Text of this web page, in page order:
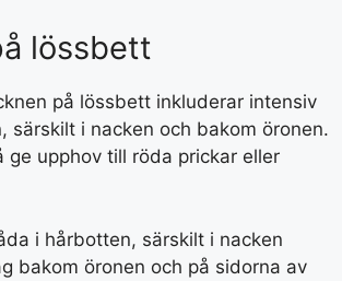
lössbett
på lössbett inkluderar intensiv
särskilt i nacken och bakom öronen.
ge upphov till röda prickar eller
i hårbotten, särskilt i nacken
bakom öronen och på sidorna av